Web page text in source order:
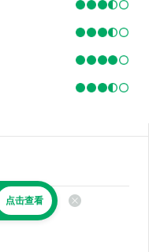
点击查看